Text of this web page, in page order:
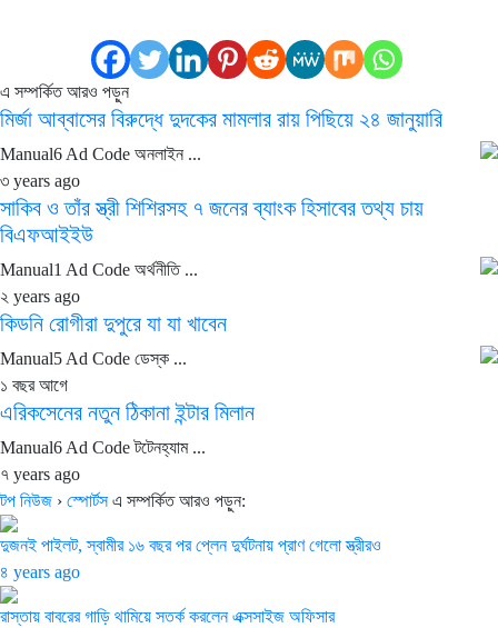
এ সম্পর্কিত আরও পড়ুন
মির্জা আব্বাসের বিরুদ্ধে দুদকের মামলার রায় পিছিয়ে ২৪ জানুয়ারি
Manual6 Ad Code অনলাইন ...
৩ years ago
সাকিব ও তাঁর স্ত্রী শিশিরসহ ৭ জনের ব্যাংক হিসাবের তথ্য চায়
বিএফআইইউ
Manual1 Ad Code অর্থনীতি ...
২ years ago
কিডনি রোগীরা দুপুরে যা যা খাবেন
Manual5 Ad Code ডেস্ক ...
১ বছর আগে
এরিকসেনের নতুন ঠিকানা ইন্টার মিলান
Manual6 Ad Code টটেনহ্যাম ...
৭ years ago
টপ নিউজ › স্পোর্টসএ সম্পর্কিত আরও পড়ুন:
দুজনই পাইলট, স্বামীর ১৬ বছর পর প্লেন দুর্ঘটনায় প্রাণ গেলো স্ত্রীরও
৪ years ago
রাস্তায় বাবরের গাড়ি থামিয়ে সতর্ক করলেন এক্সসাইজ অফিসার